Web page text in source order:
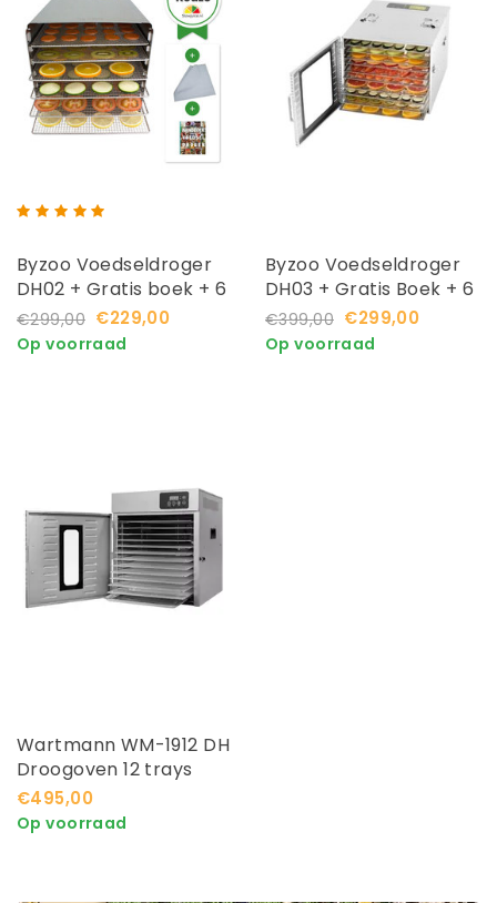
Byzoo Voedseldroger
DH02 + Gratis boek + 6
Extra Droogvellen
€299,00 €229,00
Op voorraad
Byzoo Voedseldroger
DH03 + Gratis Boek + 6
Extra Droogvellen
€399,00 €299,00
Op voorraad
Wartmann WM-1912 DH
Droogoven 12 trays
€495,00
Op voorraad